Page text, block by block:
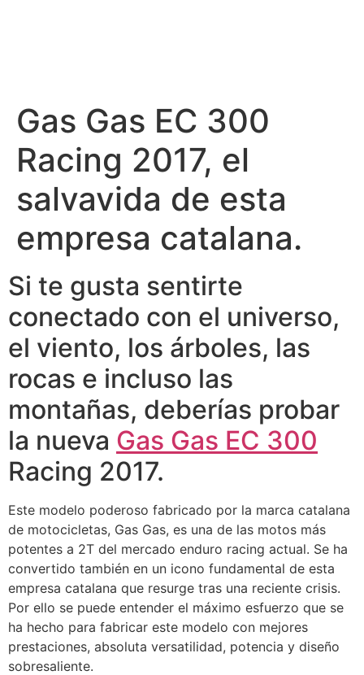
Gas Gas EC 300
Racing 2017, el
salvavida de esta
empresa catalana.
Si te gusta sentirte
conectado con el universo,
el viento, los árboles, las
rocas e incluso las
montañas, deberías probar
la nueva Gas Gas EC 300
Racing 2017.
Este modelo poderoso fabricado por la marca catalana
de motocicletas, Gas Gas, es una de las motos más
potentes a 2T del mercado enduro racing actual. Se ha
convertido también en un icono fundamental de esta
empresa catalana que resurge tras una reciente crisis.
Por ello se puede entender el máximo esfuerzo que se
ha hecho para fabricar este modelo con mejores
prestaciones, absoluta versatilidad, potencia y diseño
sobresaliente.